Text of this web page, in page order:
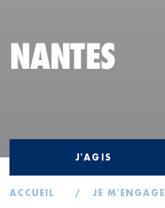
NANTES
J'AGIS
ACCUEIL / JE M'ENGAGE